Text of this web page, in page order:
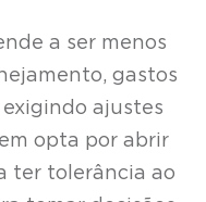
a ser menos
gastos
ajustes
opta por abrir
ter tolerância ao